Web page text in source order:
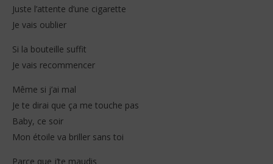
Juste l’attente d’une cigarette
Je vais oublier
Si la bouteille suffit
Je vais recommencer
Même si j’ai mal
Je te dirai que ça me touche pas
Baby, ce soir
Mon étoile va briller sans toi
Parce que j’te maudis